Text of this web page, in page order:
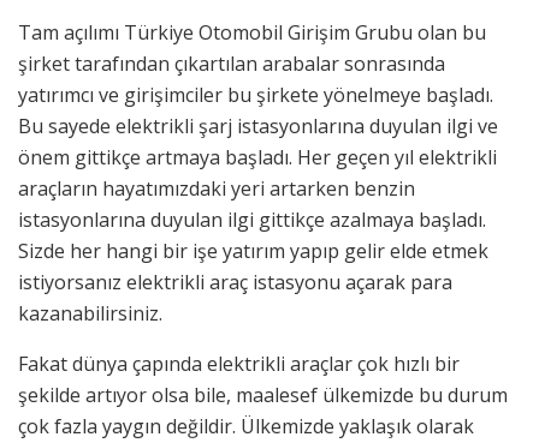
Tam açılımı Türkiye Otomobil Girişim Grubu olan bu
şirket tarafından çıkartılan arabalar sonrasında
yatırımcı ve girişimciler bu şirkete yönelmeye başladı.
Bu sayede elektrikli şarj istasyonlarına duyulan ilgi ve
önem gittikçe artmaya başladı. Her geçen yıl elektrikli
araçların hayatımızdaki yeri artarken benzin
istasyonlarına duyulan ilgi gittikçe azalmaya başladı.
Sizde her hangi bir işe yatırım yapıp gelir elde etmek
istiyorsanız elektrikli araç istasyonu açarak para
kazanabilirsiniz.
Fakat dünya çapında elektrikli araçlar çok hızlı bir
şekilde artıyor olsa bile, maalesef ülkemizde bu durum
çok fazla yaygın değildir. Ülkemizde yaklaşık olarak